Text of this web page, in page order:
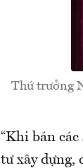
Thứ trưởng
“Khi bán
tư xây dựng,